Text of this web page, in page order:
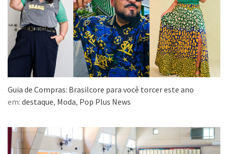
Guia de Compras: Brasilcore para você torcer este ano
em: destaque, Moda, Pop Plus News